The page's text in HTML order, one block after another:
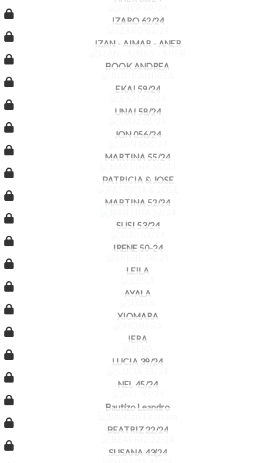
IZARO 62/24
IZAN - AIMAR - ANER
BOOK ANDREA
EKAI 59/24
UNAI 58/24
JON 056/24
MARTINA 55/24
PATRICIA & JOSE
MARTINA 52/24
SUSI 53/24
IRENE 50-24
LEILA
AYALA
XIOMARA
IERA
LUCIA 39/24
NEL 45/24
Bautizo Leandro
BEATRIZ 22/24
SUSANA 43(24